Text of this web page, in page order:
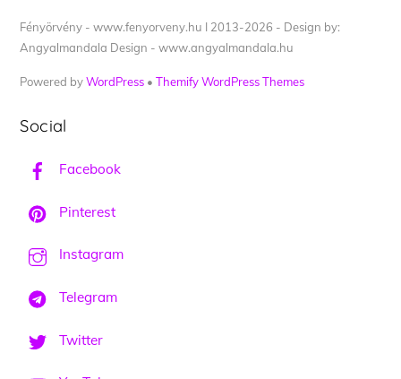
Fényörvény - www.fenyorveny.hu I 2013-2026 - Design by:
Angyalmandala Design - www.angyalmandala.hu
Powered byWordPress •Themify WordPress Themes
Social
Facebook
Pinterest
Instagram
Telegram
Twitter